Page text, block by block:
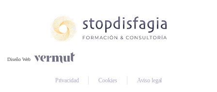
Diseño Web
Privacidad Cookies Aviso legal